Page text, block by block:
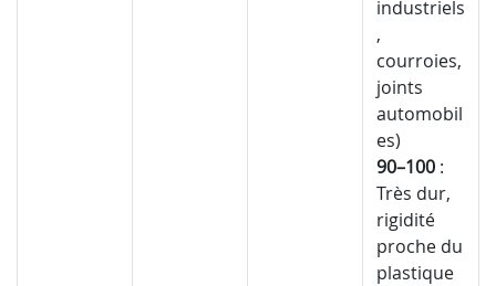
industriels
,
courroies,
joints
automobil
es)
90–100 :
Très dur,
rigidité
proche du
plastique